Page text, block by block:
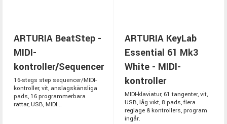
ARTURIA BeatStep -
MIDI-
kontroller/Sequencer
16-stegs step sequencer/MIDI-
kontroller, vit, anslagskänsliga
pads, 16 programmerbara
rattar, USB, MIDI...
ARTURIA KeyLab
Essential 61 Mk3
White - MIDI-
kontroller
MIDI-klaviatur, 61 tangenter, vit,
USB, låg vikt, 8 pads, flera
reglage & kontrollers, program
ingår.